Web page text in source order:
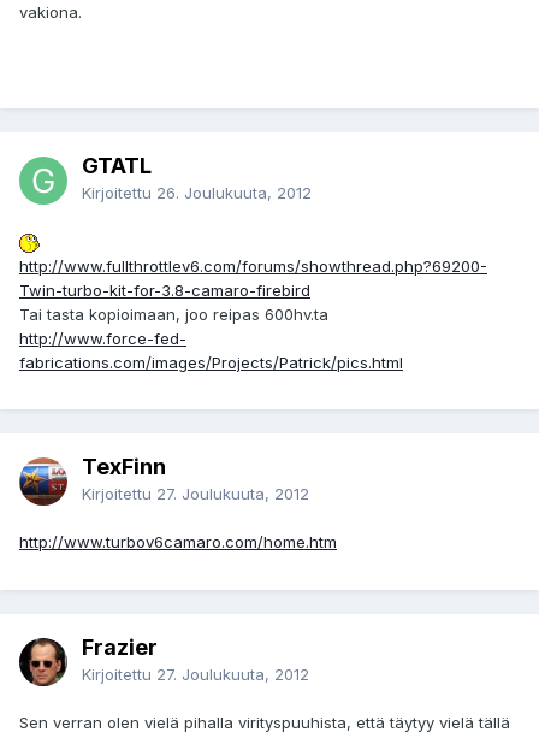
vakiona.
GTATL
Kirjoitettu 26. Joulukuuta, 2012
http://www.fullthrottlev6.com/forums/showthread.php?69200-
Twin-turbo-kit-for-3.8-camaro-firebird
Tai tasta kopioimaan, joo reipas 600hv.ta
http://www.force-fed-
fabrications.com/images/Projects/Patrick/pics.html
TexFinn
Kirjoitettu 27. Joulukuuta, 2012
http://www.turbov6camaro.com/home.htm
Frazier
Kirjoitettu 27. Joulukuuta, 2012
Sen verran olen vielä pihalla virityspuuhista, että täytyy vielä tällä